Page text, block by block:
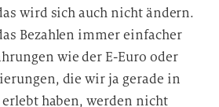
wird sich auch nicht ändern.
Bezahlen immer einfacher
wie der E-Euro oder
die wir ja gerade in
haben, werden nicht